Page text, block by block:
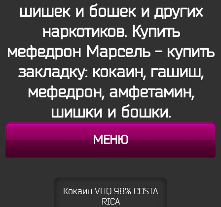
шишек и бошек и других
наркотиков. Купить
мефедрон Марсель - купить
закладку: кокаин, гашиш,
мефедрон, амфетамин,
шишки и бошки.
МЕНЮ
Кокаин VHQ 98% COSTA
RICA